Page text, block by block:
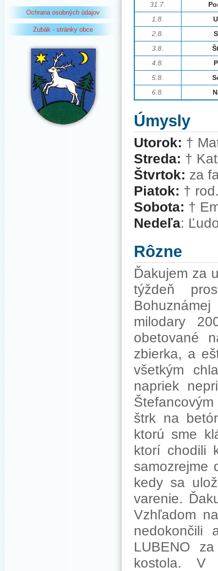
Ochrana osobných údajov
Zubák - stránky obce
31.7.
1.8.
2.8.
3.8.
4.8.
5 .8.
6.8.
Úmysly
Utorok: †
Streda: †
Štvrtok: za
Piatok: †
Sobota: †
Nedeľa:
Rôzne
Ďakujem za
týždeň
milodary
obetované
zbierka, a
všetkým
napriek
štrk na
ktorú sme
ktorí chodili
samozrejme
kedy sa
varenie.
Vzhľadom
nedokončili
LUBENO
kostola. V